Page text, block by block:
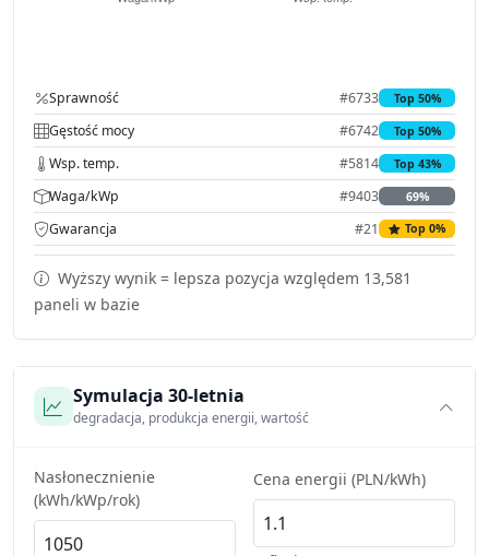
Sprawność #6733 Top 50%
Gęstość mocy #6742 Top 50%
Wsp. temp. #5814 Top 43%
Waga/kWp #9403 69%
Gwarancja #21 Top 0%
Wyższy wynik = lepsza pozycja względem 13,581
paneli w bazie
Symulacja 30-letnia
degradacja, produkcja energii, wartość
Nasłonecznienie
(kWh/kWp/rok)
Cena energii (PLN/kWh)